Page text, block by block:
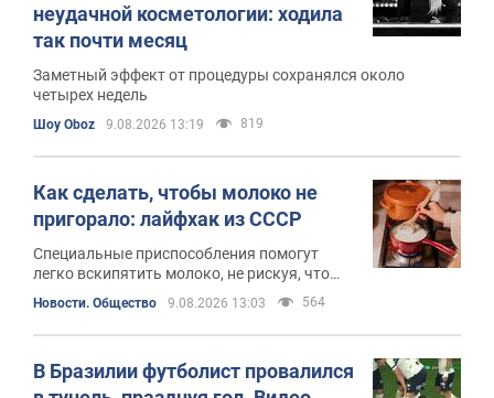
неудачной косметологии: ходила
так почти месяц
Заметный эффект от процедуры сохранялся около
четырех недель
Шоу Oboz 9.08.2026 13:19 819
Как сделать, чтобы молоко не
пригорало: лайфхак из СССР
Специальные приспособления помогут
легко вскипятить молоко, не рискуя, что
Новости. Общество 9.08.2026 13:03 564
В Бразилии футболист провалился